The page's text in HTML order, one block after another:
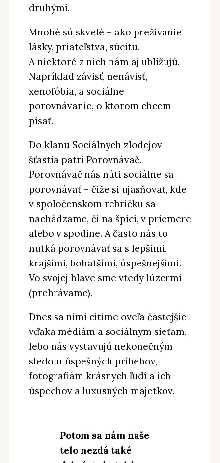
druhými.
Mnohé sú skvelé – ako prežívanie
lásky, priateľstva, súcitu.
A niektoré z nich nám aj ubližujú.
Napríklad závisť, nenávisť,
xenofóbia, a sociálne
porovnávanie, o ktorom chcem
písať.
Do klanu Sociálnych zlodejov
šťastia patrí Porovnávač.
Porovnávač nás núti sociálne sa
porovnávať – čiže si ujasňovať, kde
v spoločenskom rebríčku sa
nachádzame, či na špici, v priemere
alebo v spodine. A často nás to
nutká porovnávať sa s lepšími,
krajšími, bohatšími, úspešnejšími.
Vo svojej hlave sme vtedy lúzermi
(prehrávame).
Dnes sa nimi cítime oveľa častejšie
vďaka médiám a sociálnym sieťam,
lebo nás vystavujú nekonečným
sledom úspešných príbehov,
fotografiám krásnych ľudí a ich
úspechov a luxusných majetkov.
Potom sa nám naše
telo nezdá také